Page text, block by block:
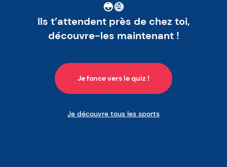
😳😅
Ils t’attendent près de chez toi,
découvre-les maintenant !
Je fonce vers le quiz !
Je découvre tous les sports